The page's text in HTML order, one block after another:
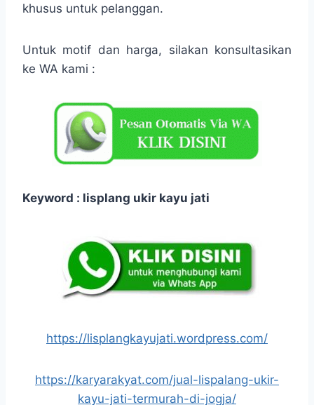
khusus untuk pelanggan.
Untuk motif dan harga, silakan konsultasikan
ke WA kami :
Keyword : lisplang ukir kayu jati
https://lisplangkayujati.wordpress.com/
https://karyarakyat.com/jual-lispalang-ukir-
kayu-jati-termurah-di-jogja/